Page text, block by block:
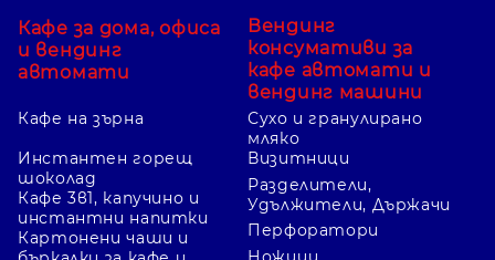
Изберете подходящ цвят
Цветовете могат да разделят
клиенти, екипи, проекти или
статуси. При споделена система
използвайте кратка и ясна цветова
легенда.
Кафе за дома, офиса
и вендинг
автомати
Кафе на зърна
Вендинг
консумативи за
кафе автомати и
вендинг машини
Сухо и гранулирано
мляко
Инстантен горещ
шоколад
Кафе 3в1, капучино и
инстантни напитки
Картонени чаши и
Визитници
Разделители,
Удължители, Държачи
Перфоратори